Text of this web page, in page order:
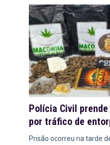
Polícia Civil
por tráfico de
Prisão ocorreu na tarde